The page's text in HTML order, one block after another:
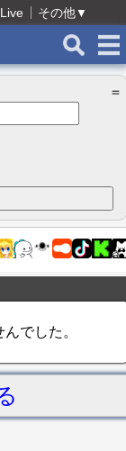
その他▼
＝
でした。